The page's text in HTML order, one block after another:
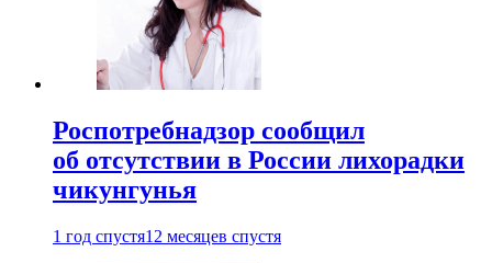
Роспотребнадзор сообщил
об отсутствии в России лихорадки
чикунгунья
1 год спустя12 месяцев спустя